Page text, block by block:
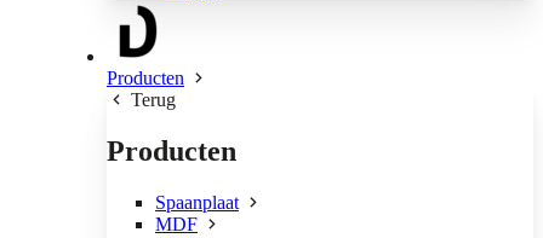
Producten
Terug
Producten
Spaanplaat
MDF